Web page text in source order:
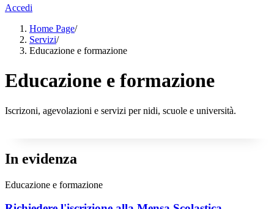
Accedi
Home Page/
Servizi/
Educazione e formazione
Educazione e formazione
Iscrizoni, agevolazioni e servizi per nidi, scuole e università.
In evidenza
Educazione e formazione